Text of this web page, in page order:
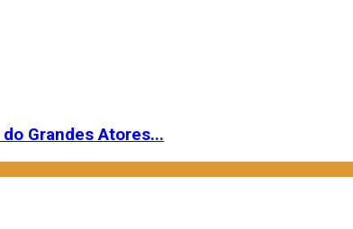
Grandes Atores...